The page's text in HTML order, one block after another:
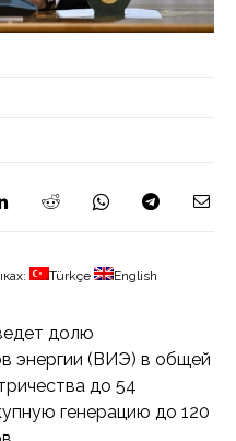
Türkçe English
долю
энергии (ВИЭ) в общей
до 54
генерацию до 120